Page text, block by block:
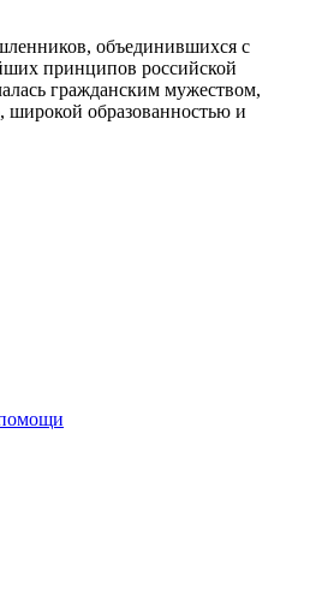
объединившихся с
принципов российской
гражданским мужеством,
широкой образованностью и